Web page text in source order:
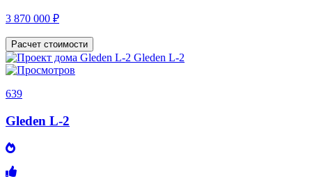
3 870 000 ₽
Расчет стоимости
639
Gleden L-2